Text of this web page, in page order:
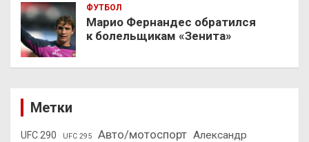
ФУТБОЛ
Марио Фернандес обратился
к болельщикам «Зенита»
Метки
UFC 290 UFC 295 Авто/мотоспорт Александр